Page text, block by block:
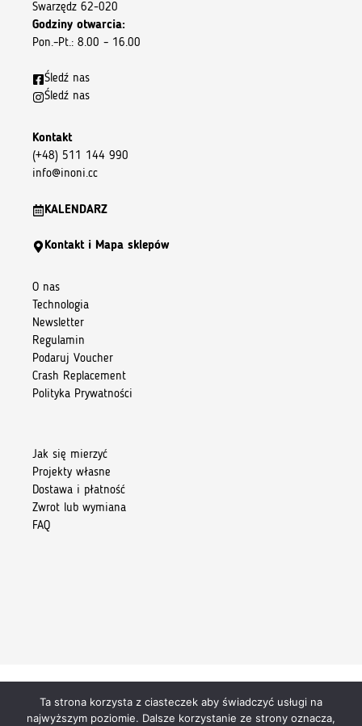
Swarzędz 62-020
Godziny otwarcia:
Pon.–Pt.: 8.00 – 16.00
Śledź nas
Śledź nas
Kontakt
(+48) 511 144 990
info@inoni.cc
KALENDARZ
Kontakt i Mapa sklepów
O nas
Technologia
Newsletter
Regulamin
Podaruj Voucher
Crash Replacement
Polityka Prywatności
Jak się mierzyć
Projekty własne
Dostawa i płatność
Zwrot lub wymiana
FAQ
Copyright 2026 © Kiore Tomasz Skoczylas
Ta strona korzysta z ciasteczek aby świadczyć usługi na
najwyższym poziomie. Dalsze korzystanie ze strony oznacza,